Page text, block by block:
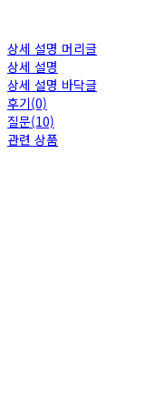
상세 설명 머리글
상세 설명
상세 설명 바닥글
후기(0)
질문(10)
관련 상품